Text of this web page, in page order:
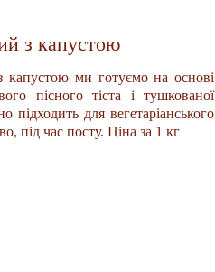
з капустою
капустою ми готуємо на основі
пісного тіста і тушкованої
підходить для вегетаріанського
під час посту. Ціна за 1 кг